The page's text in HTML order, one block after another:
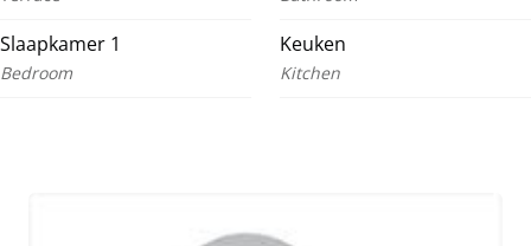
Slaapkamer 1
Bedroom
Keuken
Kitchen